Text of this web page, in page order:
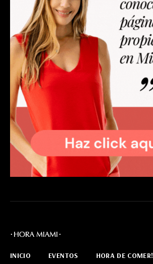
INICIO EVENTOS HORA DE COMER!